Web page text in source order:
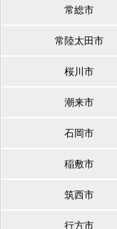
常総市
常陸太田市
桜川市
潮来市
石岡市
稲敷市
筑西市
行方市